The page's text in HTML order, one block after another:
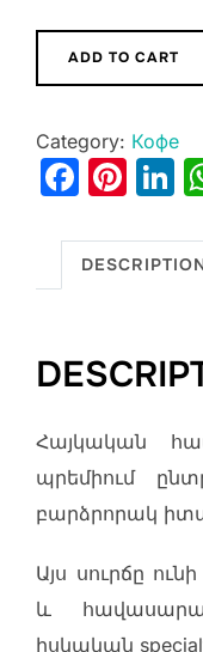
հատուկ
250գ
Special
по-
quantity
ADD TO CART
Category: Кофе
F
c
o
k
Pi
er k
n
Հայկական
պրեմիում
բարձրորակ
Այս սուրճը
և
իսկական